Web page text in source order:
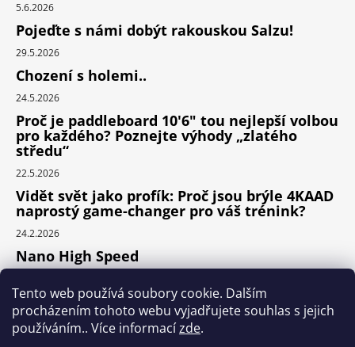
Tento web používá soubory cookie. Dalším
procházením tohoto webu vyjadřujete souhlas s jejich
používáním.. Více informacízde.
5.6.2026
Pojeďte s námi dobýt rakouskou Salzu!
29.5.2026
Chození s holemi..
24.5.2026
Proč je paddleboard 10'6" tou nejlepší volbou
pro každého? Poznejte výhody „zlatého
středu“
22.5.2026
Vidět svět jako profík: Proč jsou brýle 4KAAD
naprostý game-changer pro váš trénink?
24.2.2026
Nano High Speed
Nejlepší cyklodoplňky v porovnání cena /
výkon